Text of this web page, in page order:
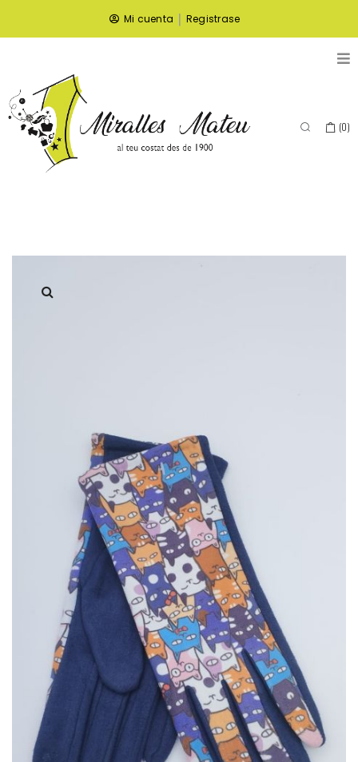
Mi cuenta | Registrase
(0)